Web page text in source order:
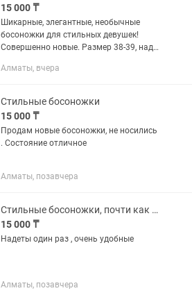
15 000 ₸
Шикарные, элегантные, необычные
босоножки для стильных девушек!
Совершенно новые. Размер 38-39, надо
легкие, красивые, удобная колодка,
Алматы, вчера
Стильные босоножки
15 000 ₸
Продам новые босоножки, не носились
. Состояние отличное
Алматы, позавчера
Стильные босоножки, почти как новые
15 000 ₸
Надеты один раз , очень удобные
Алматы, позавчера